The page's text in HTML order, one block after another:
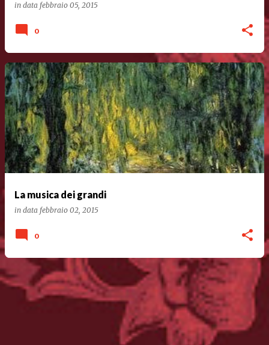
in data febbraio 05, 2015
0
La musica dei grandi
in data febbraio 02, 2015
0